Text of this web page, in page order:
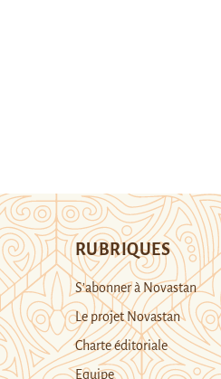
RUBRIQUES
S’abonner à Novastan
Le projet Novastan
Charte éditoriale
Equipe